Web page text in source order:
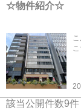
☆物件紹介☆
該当公開件数9件